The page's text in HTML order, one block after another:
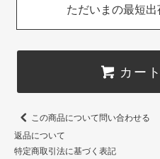
ただいまの最短出
カー
この商品について問い合わせる
返品について
特定商取引法に基づく表記